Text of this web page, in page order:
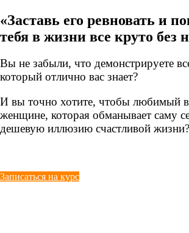
«Заставь его ревновать и
тебя в жизни все круто без
Вы не забыли, что демонстрируете
который отлично вас знает?
И вы точно хотите, чтобы любимый
женщине, которая обманывает саму
дешевую иллюзию счастливой жизни?
Записаться на курс